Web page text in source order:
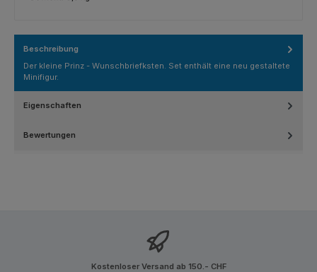
Beschreibung
Der kleine Prinz - Wunschbriefksten. Set enthält eine neu gestaltete
Minifigur.
Eigenschaften
Bewertungen
Kostenloser Versand ab 150.- CHF